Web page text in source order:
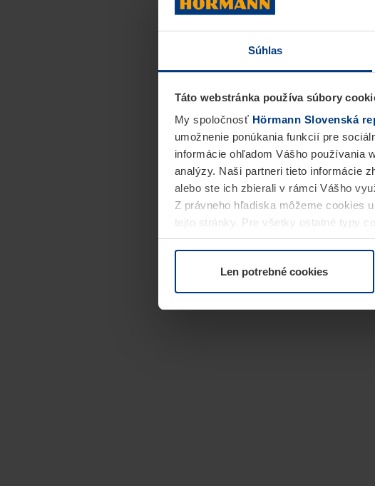
Súhlas
Táto webstránka používa súbory
My spoločnosť Hörmann Slovenská
umožnenie ponúkania funkcií pre
informácie ohľadom Vášho používania
analýzy. Naši partneri tieto informácie
alebo ste ich zbierali v rámci Vášho
Z právneho hľadiska môžeme cookies
tejto stránky. Pre všetky ostatné typy
alebo odvolať vo vysvetlení cookie na
Len potrebné cookies